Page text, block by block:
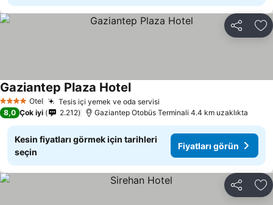
Paylaş
4 Yıldız Otel Tesis içi yemek ve oda servisi
Gaziantep Plaza HotelFiyatları görün
8,0 Çok iyi 2.212 Gaziantep Otobüs Terminali 4.4 km uzaklıkta
Kesin fiyatları görmek için tarihleri
seçin
Fiyatları görün
Paylaş